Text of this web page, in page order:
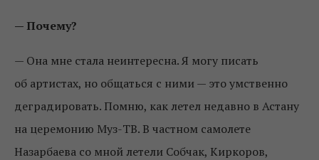
— Почему?
— Она мне стала неинтересна. Я могу писать
об артистах, но общаться с ними — это умственно
деградировать. Помню, как летел недавно в Астану
на церемонию Муз-ТВ. В частном самолете
Назарбаева со мной летели Собчак, Киркоров,